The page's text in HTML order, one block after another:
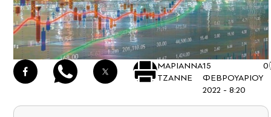
ΜΑΡΙΑΝΝΑ
ΤΖΑΝΝΕ
15
ΦΕΒΡΟΥΑΡΙΟΥ
2022 - 8:20
0